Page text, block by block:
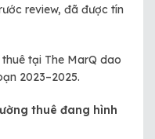
review, đã được tín
tại The MarQ dao
2023–2025.
thuê đang hình